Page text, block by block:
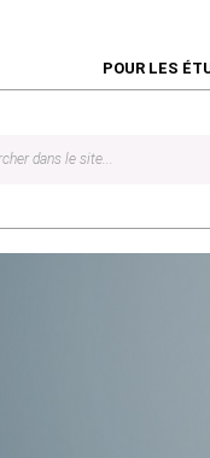
POUR LES